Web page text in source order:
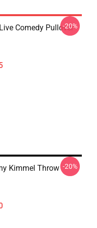
Comedy Pullover
-20%
Kimmel Throw -20%